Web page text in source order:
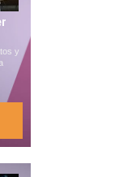
y